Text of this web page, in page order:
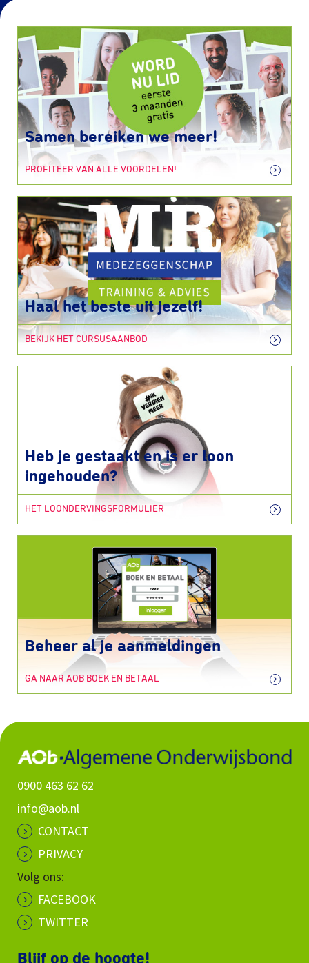
Samen bereiken we meer!
PROFITEER VAN ALLE VOORDELEN!
Haal het beste uit jezelf!
BEKIJK HET CURSUSAANBOD
Heb je gestaakt en is er loon
ingehouden?
HET LOONDERVINGSFORMULIER
Beheer al je aanmeldingen
GA NAAR AOB BOEK EN BETAAL
0900 463 62 62
info@aob.nl
CONTACT
PRIVACY
Volg ons:
FACEBOOK
TWITTER
Blijf op de hoogte!